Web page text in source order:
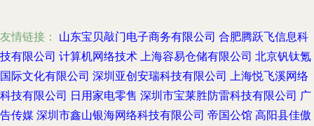
友情链接： 山东宝贝敲门电子商务有限公司 合肥腾跃飞信息科
技有限公司 计算机网络技术 上海容易仓储有限公司 北京钒钛氪
国际文化有限公司 深圳亚创安瑞科技有限公司 上海悦飞溪网络
科技有限公司 日用家电零售 深圳市宝莱胜防雷科技有限公司 广
告传媒 深圳市鑫山银海网络科技有限公司 帝国公馆 高阳县佳傲